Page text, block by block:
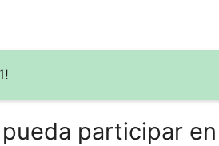
participar